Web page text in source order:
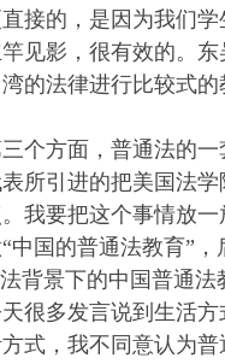
接的，是因为我们
见影，很有效的。
的法律进行比较式
个方面，普通法的
所引进的把美国法
我要把这个事情放
中国的普通法教育”
背景下的中国普通
很多发言说到生活
式，我不同意认为